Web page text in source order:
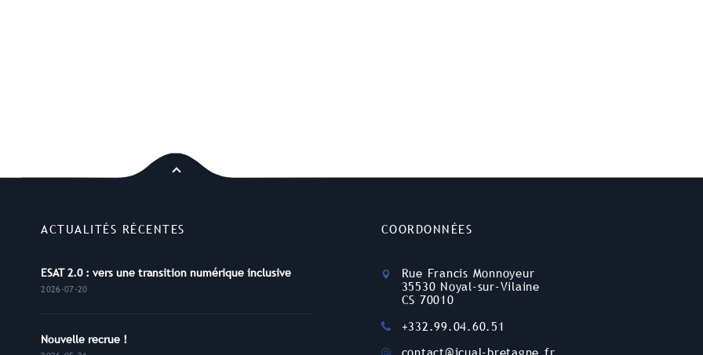
ACTUALITÉS RÉCENTES
ESAT 2.0 : vers une transition numérique inclusive
2026-07-20
Nouvelle recrue !
COORDONNÉES
Rue Francis Monnoyeur
35530 Noyal-sur-Vilaine
CS 70010
+332.99.04.60.51
contact@icual-bretagne.fr